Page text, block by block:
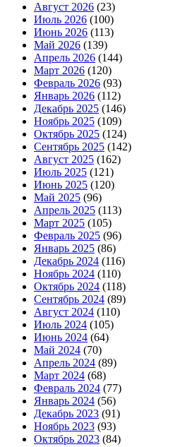
Август 2026 (23)
Июль 2026 (100)
Июнь 2026 (113)
Май 2026 (139)
Апрель 2026 (144)
Март 2026 (120)
Февраль 2026 (93)
Январь 2026 (112)
Декабрь 2025 (146)
Ноябрь 2025 (109)
Октябрь 2025 (124)
Сентябрь 2025 (142)
Август 2025 (162)
Июль 2025 (121)
Июнь 2025 (120)
Май 2025 (96)
Апрель 2025 (113)
Март 2025 (105)
Февраль 2025 (96)
Январь 2025 (86)
Декабрь 2024 (116)
Ноябрь 2024 (110)
Октябрь 2024 (118)
Сентябрь 2024 (89)
Август 2024 (110)
Июль 2024 (105)
Июнь 2024 (64)
Май 2024 (70)
Апрель 2024 (89)
Март 2024 (68)
Февраль 2024 (77)
Январь 2024 (56)
Декабрь 2023 (91)
Ноябрь 2023 (93)
Октябрь 2023 (84)